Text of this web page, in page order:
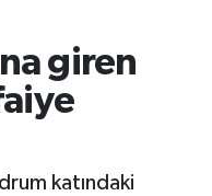
giren
katındaki